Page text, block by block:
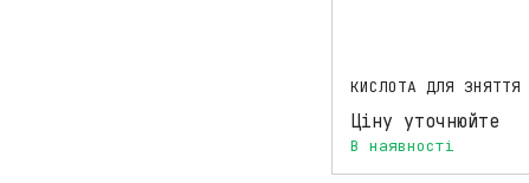
Ціну уточнюйте
В наявності